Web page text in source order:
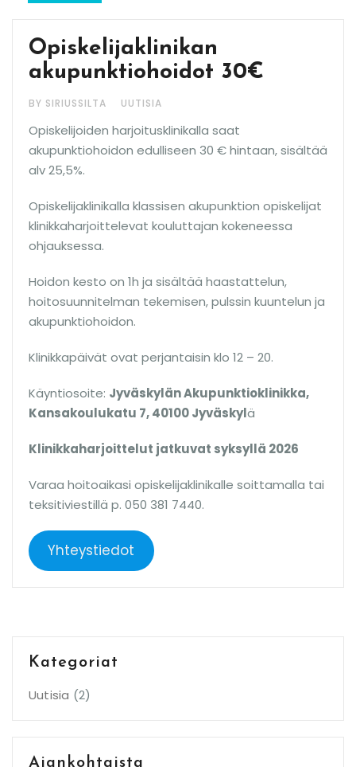
Opiskelijaklinikan
akupunktiohoidot 30€
BY SIRIUSSILTA UUTISIA
Opiskelijoiden harjoitusklinikalla saat
akupunktiohoidon edulliseen 30 € hintaan, sisältää
alv 25,5%.
Opiskelijaklinikalla klassisen akupunktion opiskelijat
klinikkaharjoittelevat kouluttajan kokeneessa
ohjauksessa.
Hoidon kesto on 1h ja sisältää haastattelun,
hoitosuunnitelman tekemisen, pulssin kuuntelun ja
akupunktiohoidon.
Klinikkapäivät ovat perjantaisin klo 12 – 20.
Käyntiosoite: Jyväskylän Akupunktioklinikka,
Kansakoulukatu 7, 40100 Jyväskylä
Klinikkaharjoittelut jatkuvat syksyllä 2026
Varaa hoitoaikasi opiskelijaklinikalle soittamalla tai
teksitiviestillä p. 050 381 7440.
Yhteystiedot
Kategoriat
Uutisia (2)
Ajankohtaista